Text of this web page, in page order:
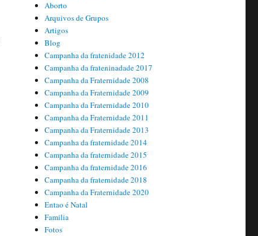
Aborto
Arquivos de Grupos
Artigos
Blog
Campanha da fratenidade 2012
Campanha da frateninadade 2017
Campanha da Fraternidade 2008
Campanha da Fraternidade 2009
Campanha da Fraternidade 2010
Campanha da Fraternidade 2011
Campanha da Fraternidade 2013
Campanha da fraternidade 2014
Campanha da fraternidade 2015
Campanha da fraternidade 2016
Campanha da fraternidade 2018
Campanha da Fraternidade 2020
Entao é Natal
Familia
Fotos